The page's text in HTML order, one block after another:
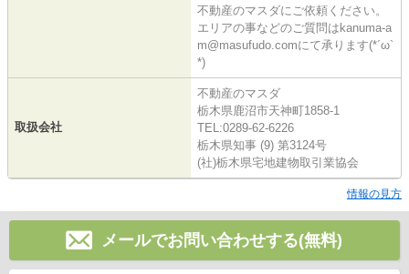
不動産のマスダにご依頼ください。
エリアの事などのご質問はkanuma-a
m@masufudo.comにて承ります(*´ω`
*)
取扱会社
不動産のマスダ
栃木県鹿沼市天神町1858-1
TEL:0289-62-6226
栃木県知事 (9) 第3124号
(社)栃木県宅地建物取引業協会
情報の見方
メールでお問い合わせする(無料)